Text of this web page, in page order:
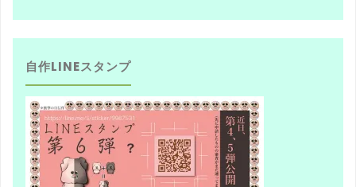
自作LINEスタンプ